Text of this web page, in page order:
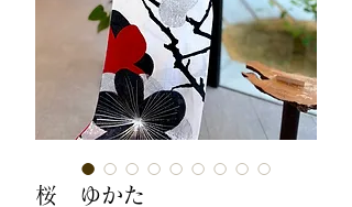
桜 ゆかた